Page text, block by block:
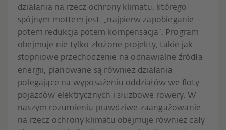
działania na rzecz ochrony klimatu, którego
spójnym mottem jest: „najpierw zapobieganie
potem redukcja potem kompensacja“. Program
obejmuje nie tylko złożone projekty, takie jak
stopniowe przechodzenie na odnawialne źródła
energii, planowane są również działania
polegające na wyposażeniu oddziałów we floty
pojazdów elektrycznych i służbowe rowery. W
naszym rozumieniu prawdziwe zaangażowanie
na rzecz ochrony klimatu obejmuje również cały